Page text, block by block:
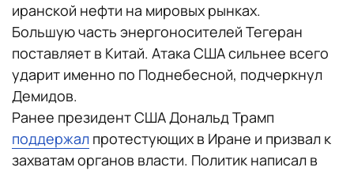
иранской нефти на мировых рынках.
Большую часть энергоносителей Тегеран
поставляет в Китай. Атака США сильнее всего
ударит именно по Поднебесной, подчеркнул
Демидов.
Ранее президент США Дональд Трамп
поддержал протестующих в Иране и призвал к
захватам органов власти. Политик написал в